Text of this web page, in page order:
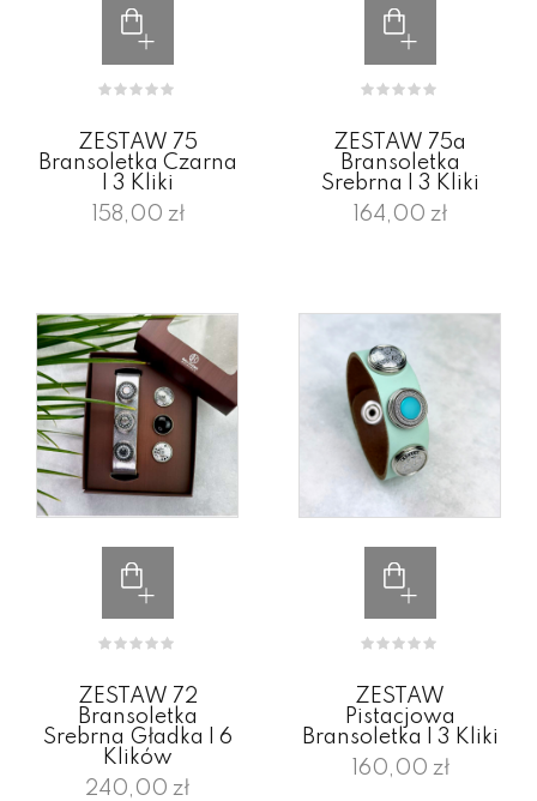
ZESTAW 75
Bransoletka Czarna
I 3 Kliki
158,00 zł
ZESTAW 75a
Bransoletka
Srebrna I 3 Kliki
164,00 zł
ZESTAW 72
Bransoletka
Srebrna Gładka I 6
Klików
240,00 zł
ZESTAW
Pistacjowa
Bransoletka I 3 Kliki
160,00 zł